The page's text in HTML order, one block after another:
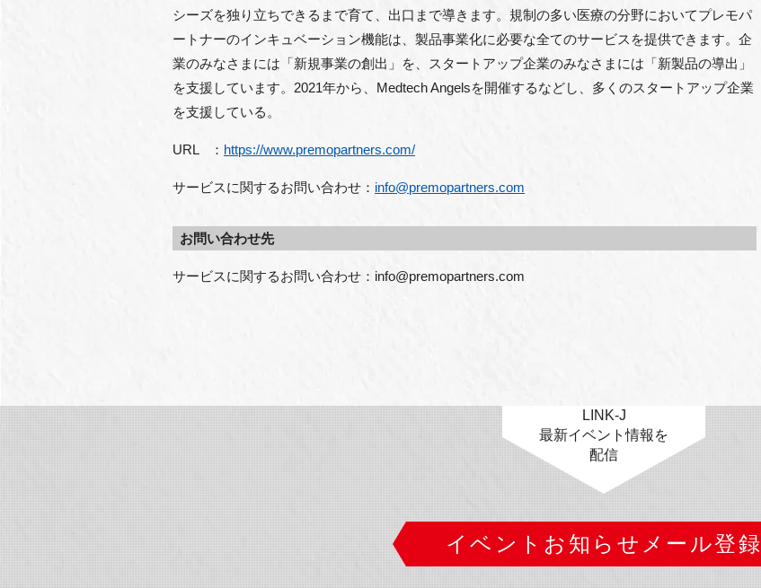
シーズを独り立ちできるまで育て、出口まで導きます。規制の多い医療の分野においてプレモパ
ートナーのインキュベーション機能は、製品事業化に必要な全てのサービスを提供できます。企
業のみなさまには「新規事業の創出」を、スタートアップ企業のみなさまには「新製品の導出」
を支援しています。2021年から、Medtech Angelsを開催するなどし、多くのスタートアップ企業
を支援している。
URL ： https://www.premopartners.com/
サービスに関するお問い合わせ： info@premopartners.com
お問い合わせ先
サービスに関するお問い合わせ：info@premopartners.com
LINK-J
最新イベント情報を
配信
イベントお知らせメール登録